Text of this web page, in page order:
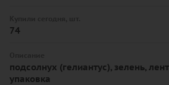
74
подсолнух (гелиантус), зелень,
упаковка